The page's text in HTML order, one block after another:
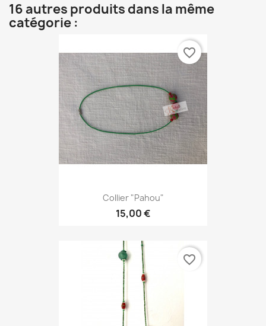
16 autres produits dans la même
catégorie :
Collier "Pahou"
15,00 €
favorite_border
favorite_border